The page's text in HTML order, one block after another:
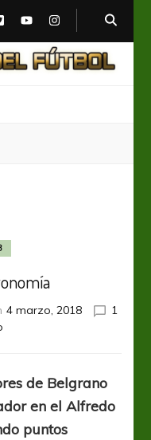
4 marzo, 2018
1
Agronomía
de Belgrano
en el Alfredo
puntos